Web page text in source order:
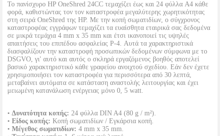
Το πανίσχυρο HP OneShred 24CC τεμαχίζει έως και 24 φύλλα A4 κάθε
φορά, καθιστώντας τον τον καταστροφέα μεγαλύτερης χωρητικότητας
στη σειρά OneShred της HP. Με την κοπή σωματιδίων, ο σύγχρονος
καταστροφέας εγγράφων τεμαχίζει τα ευαίσθητα εταιρικά σας δεδομένα
σε μικρά τεμάχια 4 mm x 35 mm και έτσι ικανοποιεί τις υψηλές
απαιτήσεις του επιπέδου ασφαλείας P-4. Αυτά τα χαρακτηριστικά
διασφαλίζουν την καταστροφή προσωπικών δεδομένων σύμφωνα με το
DSGVO, γι' αυτό και αυτός ο σκληρά εργαζόμενος βοηθός αποτελεί
βασικό χαρακτηριστικό κάθε γραφείου ανοιχτού σχεδίου. Εάν δεν έχετε
χρησιμοποιήσει τον καταστροφέα για περισσότερα από 30 λεπτά,
μεταβαίνει αυτόματα σε κατάσταση αναστολής λειτουργίας και έχει
μειωμένη κατανάλωση ενέργειας μόνο 0, 5 watt.
• Δυνατότητα κοπής: 24 φύλλα DIN A4 (80 g / m²).
• Είδος κοπής: Κοπή σωματιδίων / Εγκάρσια κοπή.
• Μέγεθος σωματιδίων: 4 mm x 35 mm.